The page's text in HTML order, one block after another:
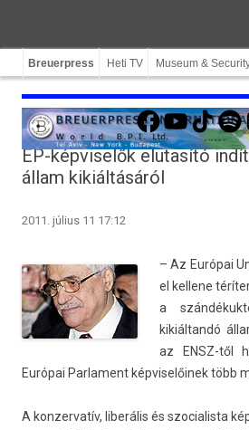
Breuerpress Heti TV Museum &
Facebook
YouTube
TikTok
EP-képviselők elutasító
állam kikiáltásáról
2011. július 11 17:12
– Az Európai
el kel­lene
a
kikiáltandó
az ENSZ-től
Európai Par­la­ment kép­viselőinek több
A kon­zervatív, liberális és szocialis­ta